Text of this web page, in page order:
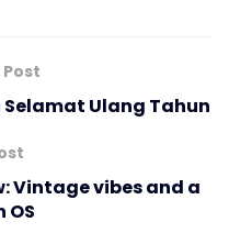
Ulang Tahun
Vintage vibes and a
OS